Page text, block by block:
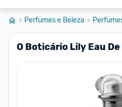
Perfumes e Beleza
O Boticário Lily Eau